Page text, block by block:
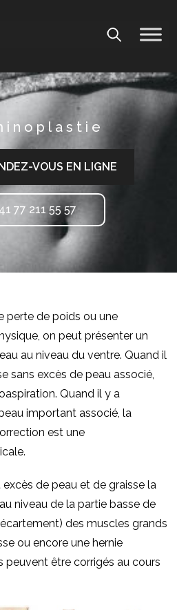
VOUS EN LIGNE
77 211 55 57
perte de poids ou une
on peut présenter un
au niveau du ventre. Quand il
sans excès de peau associé,
Quand il y a
important associé, la
est une
de peau et de graisse la
niveau de la partie basse de
des muscles grands
ou encore une hernie
peuvent être corrigés au cours